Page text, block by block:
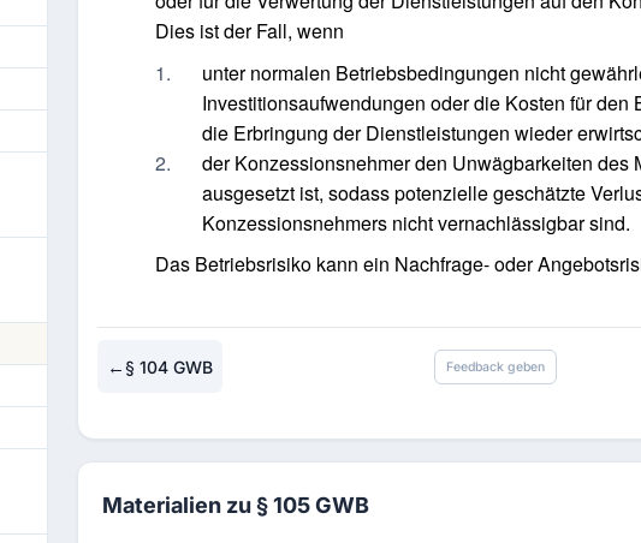
Dies ist der Fall, wenn
1.
unter normalen Betriebsbedingungen nicht
Investitionsaufwendungen oder die Kosten für den
die Erbringung der Dienstleistungen wieder
2.
der Konzessionsnehmer den Unwägbarkeiten des
ausgesetzt ist, sodass potenzielle geschätzte
Konzessionsnehmers nicht vernachlässigbar sind.
Das Betriebsrisiko kann ein Nachfrage- oder
←§ 104 GWB Feedback geben
Materialien zu § 105 GWB